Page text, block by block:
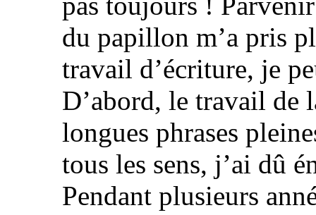
du papillon m’a pris
travail d’écriture, je
D’abord, le travail de
longues phrases
tous les sens, j’ai dû
Pendant plusieurs